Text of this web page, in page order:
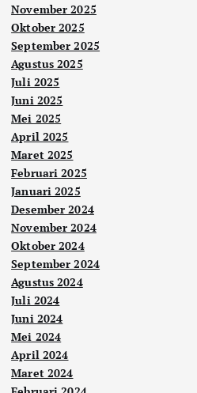
November 2025
Oktober 2025
September 2025
Agustus 2025
Juli 2025
Juni 2025
Mei 2025
April 2025
Maret 2025
Februari 2025
Januari 2025
Desember 2024
November 2024
Oktober 2024
September 2024
Agustus 2024
Juli 2024
Juni 2024
Mei 2024
April 2024
Maret 2024